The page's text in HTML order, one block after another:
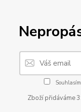
Zboží přidáváme